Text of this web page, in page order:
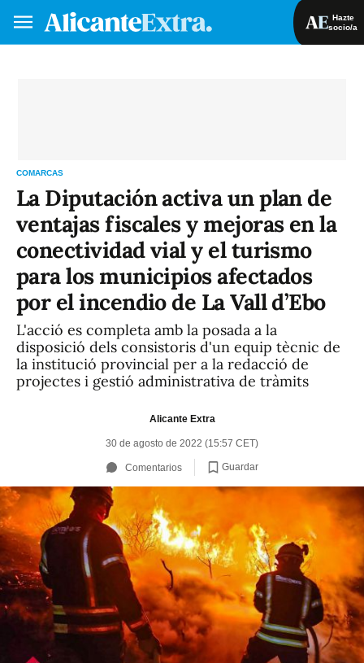
Hazte
socio/a
COMARCAS
La Diputación activa un plan de
ventajas fiscales y mejoras en la
conectividad vial y el turismo
para los municipios afectados
por el incendio de La Vall d’Ebo
L'acció es completa amb la posada a la
disposició dels consistoris d'un equip tècnic de
la institució provincial per a la redacció de
projectes i gestió administrativa de tràmits
Alicante Extra
30 de agosto de 2022 (15:57 CET)
Comentarios Guardar